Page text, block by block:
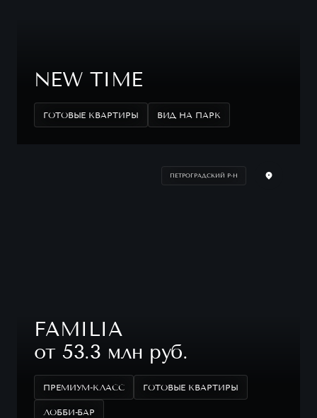
NEW TIME
ГОТОВЫЕ КВАРТИРЫ ВИД НА ПАРК
ПЕТРОГРАДСКИЙ Р-Н
FAMILIA
от 53.3 млн руб.
ПРЕМИУМ-КЛАСС ГОТОВЫЕ КВАРТИРЫ
ЛОББИ-БАР